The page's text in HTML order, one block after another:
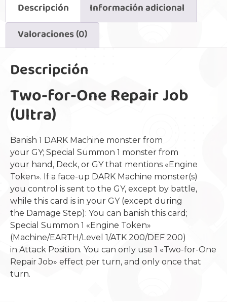
Descripción
Información adicional
Valoraciones (0)
Descripción
Two-for-One Repair Job
(Ultra)
Banish 1 DARK Machine monster from
your GY; Special Summon 1 monster from
your hand, Deck, or GY that mentions «Engine
Token». If a face-up DARK Machine monster(s)
you control is sent to the GY, except by battle,
while this card is in your GY (except during
the Damage Step): You can banish this card;
Special Summon 1 «Engine Token»
(Machine/EARTH/Level 1/ATK 200/DEF 200)
in Attack Position. You can only use 1 «Two-for-One
Repair Job» effect per turn, and only once that
turn.